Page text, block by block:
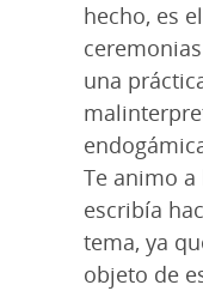
hecho, es
una
Te animo
escribía
tema, ya
objeto de